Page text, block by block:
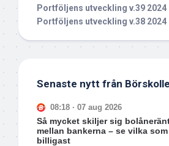
Portföljens utveckling v.39 2024
Portföljens utveckling v.38 2024
Senaste nytt från
08:18 · 07 aug 2026
Så mycket skiljer sig
mellan bankerna – se vilka som
billigast